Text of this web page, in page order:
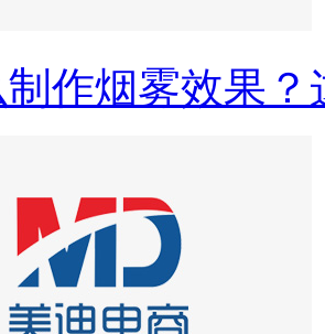
制作烟雾效果